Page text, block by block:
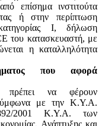
επίσημα ινστιτούτα
ή στην περίπτωση
Ι, δήλωση
του κατασκευαστή, με
η καταλληλότητα
που αφορά
να φέρουν
με την Κ.Υ.Α.
892/2001 Κ.Υ.Α. των